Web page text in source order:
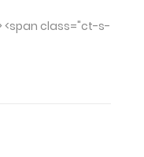
<span class="ct-s-